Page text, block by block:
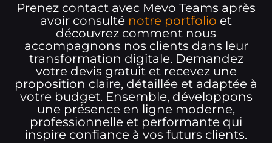
Prenez contact avec Mevo Teams après
avoir consulté notre portfolio et
découvrez comment nous
accompagnons nos clients dans leur
transformation digitale. Demandez
votre devis gratuit et recevez une
proposition claire, détaillée et adaptée à
votre budget. Ensemble, développons
une présence en ligne moderne,
professionnelle et performante qui
inspire confiance à vos futurs clients.